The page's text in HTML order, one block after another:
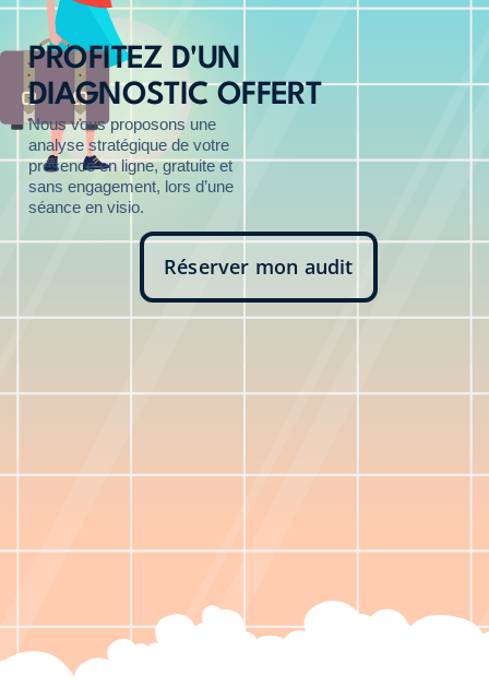
PROFITEZ D'UN
DIAGNOSTIC OFFERT
Nous vous proposons une
analyse stratégique de votre
présence en ligne, gratuite et
sans engagement, lors d’une
séance en visio.
Réserver mon audit